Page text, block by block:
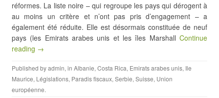
réformes. La liste noire – qui regroupe les pays qui dérogent à
au moins un critère et n’ont pas pris d’engagement – a
également été réduite. Elle est désormais constituée de neuf
pays (les Emirats arabes unis et les îles Marshall Continue
reading →
Published byadmin, in Albanie, Costa Rica, Emirats arabes unis, Ile
Maurice, Législations, Paradis fiscaux, Serbie, Suisse, Union
européenne.